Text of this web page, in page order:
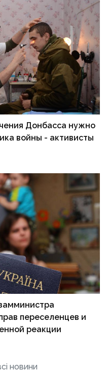
Донбасса нужно
войны - активисты
переселенцев и
реакции
новини